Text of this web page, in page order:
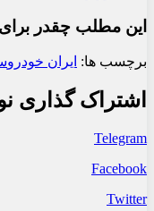
این مطلب چقدر
برچسب ها: ایران خودرو
اشتراک گذاری
Telegram
Facebook
Twitter